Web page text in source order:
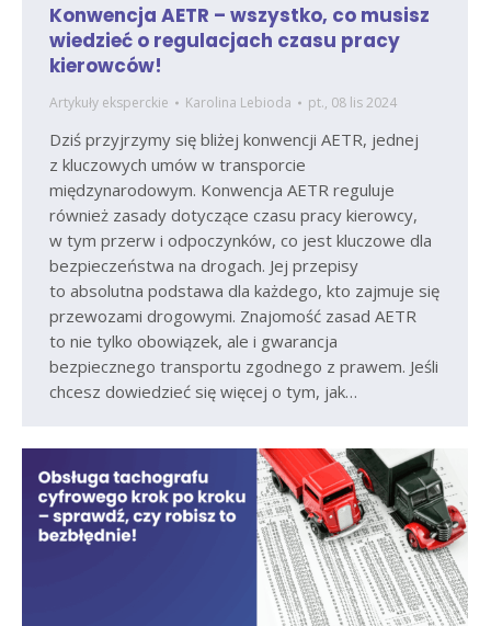
Konwencja AETR – wszystko, co musisz
wiedzieć o regulacjach czasu pracy
kierowców!
Artykuły eksperckie Karolina Lebioda pt., 08 lis 2024
Dziś przyjrzymy się bliżej konwencji AETR, jednej
z kluczowych umów w transporcie
międzynarodowym. Konwencja AETR reguluje
również zasady dotyczące czasu pracy kierowcy,
w tym przerw i odpoczynków, co jest kluczowe dla
bezpieczeństwa na drogach. Jej przepisy
to absolutna podstawa dla każdego, kto zajmuje się
przewozami drogowymi. Znajomość zasad AETR
to nie tylko obowiązek, ale i gwarancja
bezpiecznego transportu zgodnego z prawem. Jeśli
chcesz dowiedzieć się więcej o tym, jak…